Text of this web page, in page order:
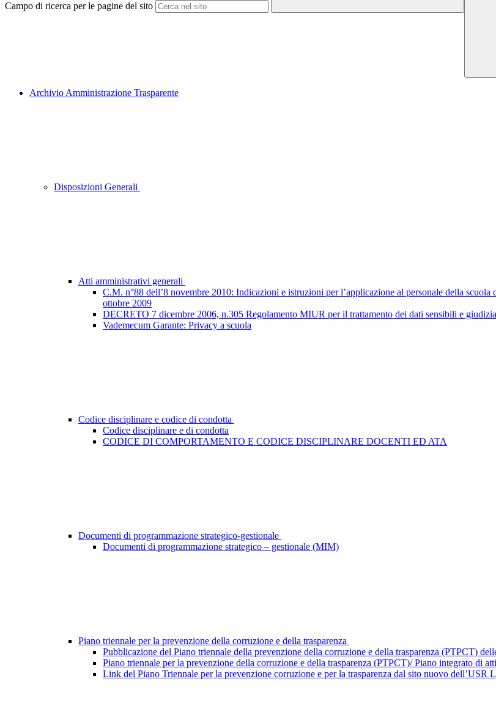
Campo di ricerca per le pagine del sito
Archivio Amministrazione Trasparente
Disposizioni Generali
Atti amministrativi generali
C.M. n°88 dell’8 novembre 2010: Indicazioni e istruzioni per l’applicazione al personale della
ottobre 2009
DECRETO 7 dicembre 2006, n.305 Regolamento MIUR per il trattamento dei dati sensibili e
Vademecum Garante: Privacy a scuola
Codice disciplinare e codice di condotta
Codice disciplinare e di condotta
CODICE DI COMPORTAMENTO E CODICE DISCIPLINARE DOCENTI ED ATA
Documenti di programmazione strategico-gestionale
Documenti di programmazione strategico – gestionale (MIM)
Piano triennale per la prevenzione della corruzione e della trasparenza
Pubblicazione del Piano triennale della prevenzione della corruzione e della trasparenza (PTPCT)
Piano triennale per la prevenzione della corruzione e della trasparenza (PTPCT)/ Piano integrato di
Link del Piano Triennale per la prevenzione corruzione e per la trasparenza dal sito nuovo dell’USR